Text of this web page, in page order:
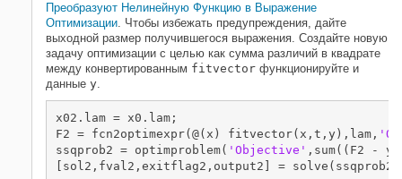
Преобразуют Нелинейную Функцию в Выражение
Оптимизации. Чтобы избежать предупреждения, дайте
выходной размер получившегося выражения. Создайте новую
задачу оптимизации с целью как сумма различий в квадрате
между конвертированным fitvector функционируйте и
данные y.
x02.lam = x0.lam;
F2 = fcn2optimexpr(@(x) fitvector(x,t,y),lam,
ssqprob2 = optimproblem( 'Objective' ,sum((F2 -
[sol2,fval2,exitflag2,output2] =